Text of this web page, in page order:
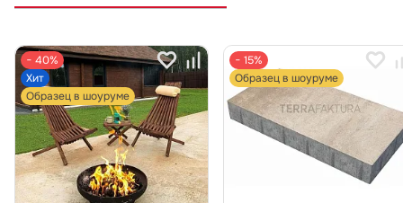
− 40%
Хит
Образец в шоуруме
− 15%
Образец в шоуруме